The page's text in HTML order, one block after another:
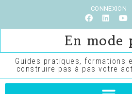
CONNEXION
En mode
Guides pratiques, formations
construire pas à pas votre